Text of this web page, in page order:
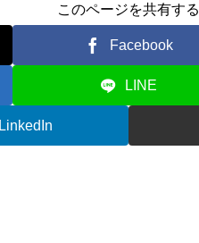
このページを共有する
Facebook
LINE
LinkedIn